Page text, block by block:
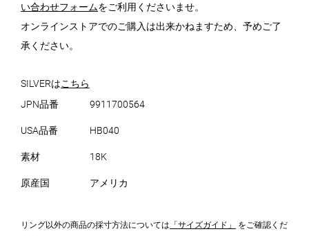
い合わせフォームをご利用くださいませ。
オンラインストアでのご購入は出来かねますため、予めご了
承ください。
SILVERはこちら
JPN品番
9911700564
USA品番 HB040
素材 18K
原産国 アメリカ
リング以外の商品の採寸方法については 「サイズガイド」
をご確認くだ